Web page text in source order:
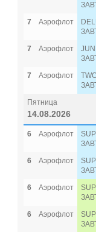
7
Аэрофлот
7
Аэрофлот
7
Аэрофлот
Пятница
14.08.2026
6 Аэрофлот
6
Аэрофлот
6
Аэрофлот
6
Аэрофлот